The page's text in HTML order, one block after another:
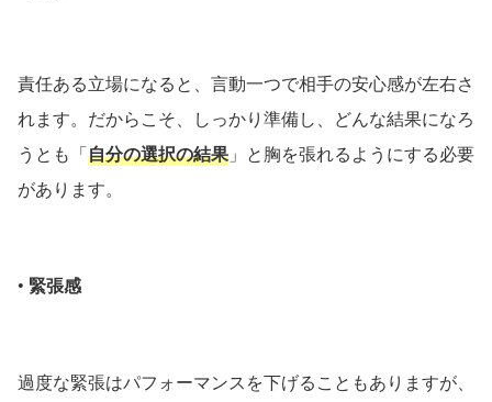
責任ある立場になると、言動一つで相手の安心感が左右さ
れます。だからこそ、しっかり準備し、どんな結果になろ
うとも「自分の選択の結果 」と胸を張れるようにする必要
があります。
• 緊張感
過度な緊張はパフォーマンスを下げることもありますが、